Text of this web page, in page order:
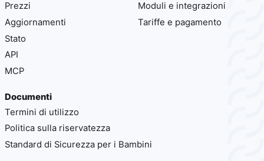
Prezzi
Aggiornamenti
Stato
API
MCP
Moduli e integrazioni
Tariffe e pagamento
Documenti
Termini di utilizzo
Politica sulla riservatezza
Standard di Sicurezza per i Bambini